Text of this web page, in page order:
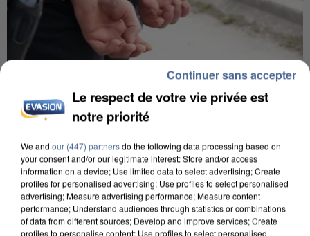
Un second cadre de la DZ Mafia interpellé en
Algérie
Un cofondateur du réseau avait été interpellé
quelques jours plus tôt.
Le respect de votre vie privée est
notre priorité
We and our (447) partnersdo the following data processing based on
your consent and/or our legitimate interest: Store and/or access
information on a device; Use limited data to select advertising; Create
profiles for personalised advertising; Use profiles to select personalised
advertising; Measure advertising performance; Measure content
performance; Understand audiences through statistics or combinations
of data from different sources; Develop and improve services; Create
profiles to personalise content; Use profiles to select personalised
Continuer sans accepter